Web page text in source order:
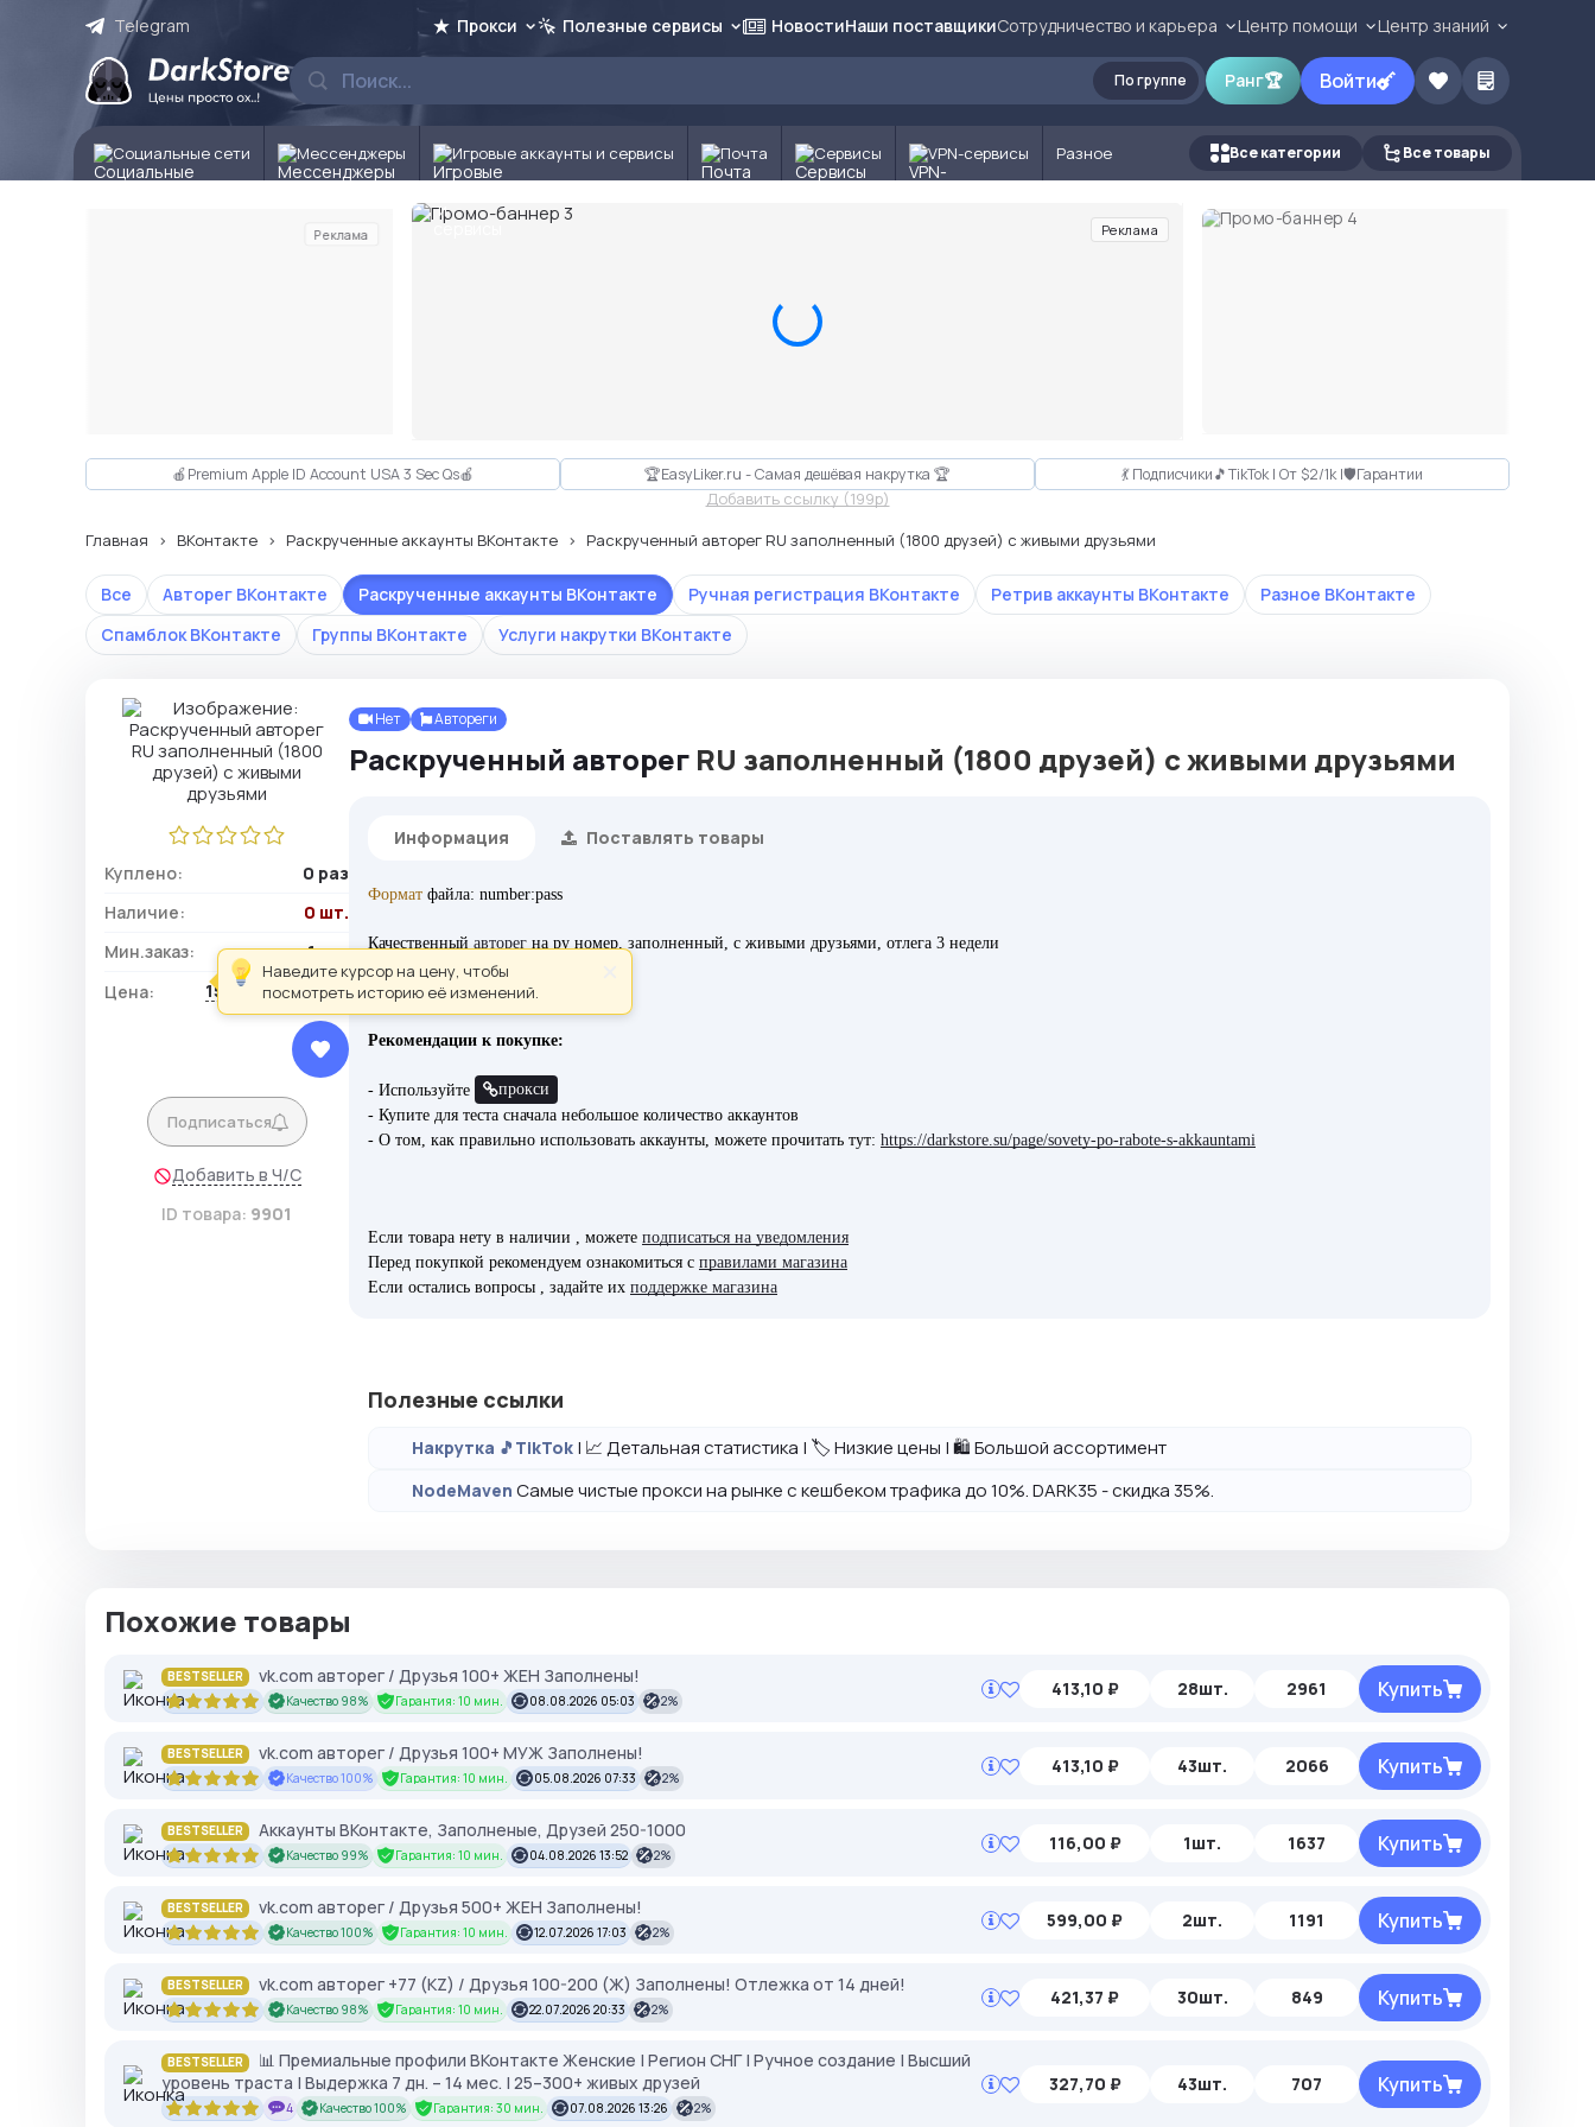
Telegram Прокси Полезные сервисы НовостиНаши поставщикиСотрудничество и карьера Центр помощи Центр знаний
По группе Ранг🏆 Войти
Социальные сети Мессенджеры Игровые аккаунты и сервисы Почта Сервисы VPN-сервисы Разное Все категории Все товары
Реклама Реклама
🍎Premium Apple ID Account USA 3 Sec Qs🍎 🏆EasyLiker.ru - Самая дешёвая накрутка 🏆 💃 Подписчики🎵TikTok | От $2/1k |🛡Гарантии
Добавить ссылку (199p)
Главная
ВКонтакте Раскрученные аккаунты ВКонтакте Раскрученный авторег RU заполненный (1800 друзей) с живыми друзьями
Все Авторег ВКонтакте Раскрученные аккаунты ВКонтакте Ручная регистрация ВКонтакте Ретрив аккаунты ВКонтакте
Разное ВКонтакте
Спамблок ВКонтакте
Группы ВКонтакте Услуги накрутки ВКонтакте
Куплено:
0 раз
Наличие:
0 шт.
Мин.заказ:
1 шт.
Цена:
156,00 ₽ / шт.
Подписаться
Добавить в Ч/С
ID товара: 9901
Нет Автореги
Раскрученный авторег RU заполненный (1800 друзей) с живыми друзьями
Информация Поставлять товары
Формат файла: number:pass
Качественный авторег на ру номер, заполненный, с живыми друзьями, отлега 3 недели
Рекомендации к покупке:
- Используйте
прокси
- Купите для теста сначала небольшое количество аккаунтов
- О том, как правильно использовать аккаунты, можете прочитать тут: https://darkstore.su/page/sovety-po-rabote-s-akkauntami
Если товара нету в наличии , можете подписаться на уведомления
Перед покупкой рекомендуем ознакомиться с правилами магазина
Если остались вопросы , задайте их поддержке магазина
Полезные ссылки
Накрутка 🎵TikTok | 📈 Детальная статистика | 🏷️ Низкие цены | 🛍️ Большой ассортимент
NodeMaven Самые чистые прокси на рынке с кешбеком трафика до 10%. DARK35 - скидка 35%.
Похожие товары
BESTSELLER vk.com авторег / Друзья 100+ ЖЕН Заполнены!
Качество 98% Гарантия: 10 мин. 08.08.2026 05:03 2%
413,10 ₽ 28шт. 2961 Купить
BESTSELLER vk.com авторег / Друзья 100+ МУЖ Заполнены!
Качество 100% Гарантия: 10 мин. 05.08.2026 07:33 2%
413,10 ₽ 43шт. 2066 Купить
BESTSELLER Аккаунты ВКонтакте, Заполненые, Друзей 250-1000
Качество 99% Гарантия: 10 мин. 04.08.2026 13:52 2%
116,00 ₽ 1шт. 1637 Купить
BESTSELLER vk.com авторег / Друзья 500+ ЖЕН Заполнены!
Качество 100% Гарантия: 10 мин. 12.07.2026 17:03 2%
599,00 ₽ 2шт. 1191 Купить
BESTSELLER vk.com авторег +77 (KZ) / Друзья 100-200 (Ж) Заполнены! Отлежка от 14 дней!
Качество 98% Гарантия: 10 мин. 22.07.2026 20:33 2%
421,37 ₽ 30шт. 849 Купить
BESTSELLER
📊 Премиальные профили ВКонтакте Женские | Регион СНГ | Ручное создание | Высший
уровень траста | Выдержка 7 дн. – 14 мес. | 25–300+ живых друзей
4 Качество 100% Гарантия: 30 мин. 07.08.2026 13:26 2%
327,70 ₽ 43шт. 707 Купить
Наведите курсор на цену, чтобы
посмотреть историю её изменений.